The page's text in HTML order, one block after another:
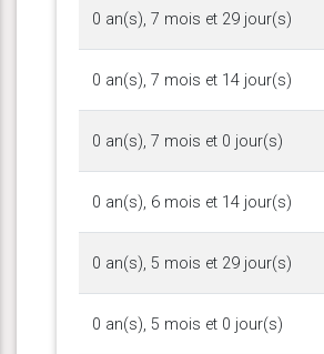
0 an(s), 7 mois et 29 jour(s)
0 an(s), 7 mois et 14 jour(s)
0 an(s), 7 mois et 0 jour(s)
0 an(s), 6 mois et 14 jour(s)
0 an(s), 5 mois et 29 jour(s)
0 an(s), 5 mois et 0 jour(s)